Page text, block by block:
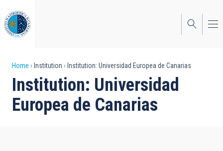
to
main
content
Breadcrumb
Home Institution Institution: Universidad Europea de Canarias
Institution: Universidad
Europea de Canarias